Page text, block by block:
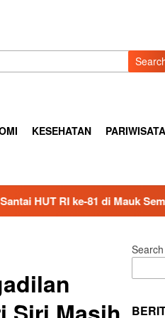
KESEHATAN PARIWISATA
Mauk Semarak, Ribuan Warga
Search